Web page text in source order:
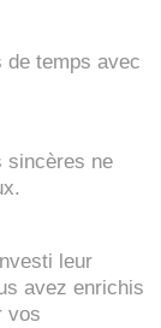
de temps avec
sincères ne
leur
avez enrichis
vos